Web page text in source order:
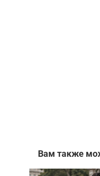
Вам также